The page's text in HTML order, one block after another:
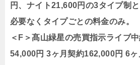
円、ナイト21,600円の3タイプ制
必要なくタイプごとの料金のみ。
＜F＞髙山緑星の売買指示ライブ
54,000円 3ヶ月契約162,000円 6